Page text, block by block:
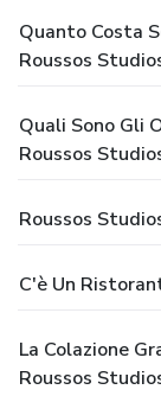
Quanto Costa
Roussos
Quali Sono Gli
Roussos
Roussos
C'è Un
La Colazione
Roussos